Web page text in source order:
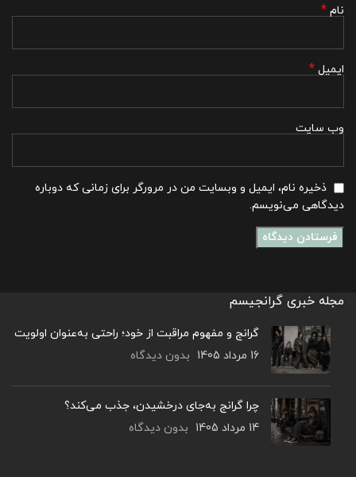
نام *
ایمیل *
وب‌ سایت
ذخیره نام، ایمیل و وبسایت من در مرورگر برای زمانی که دوباره
دیدگاهی می‌نویسم.
مجله خبری گرانجیسم
گرانج و مفهوم مراقبت از خود؛ راحتی به‌عنوان اولویت
16 مرداد 1405
بدون دیدگاه
چرا گرانج به‌جای درخشیدن، جذب می‌کند؟
14 مرداد 1405
بدون دیدگاه